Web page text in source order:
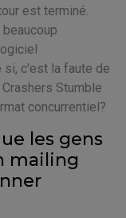
est terminé.
si, c'est la faute de
Stumble
concurrentiel?
les gens
mailing